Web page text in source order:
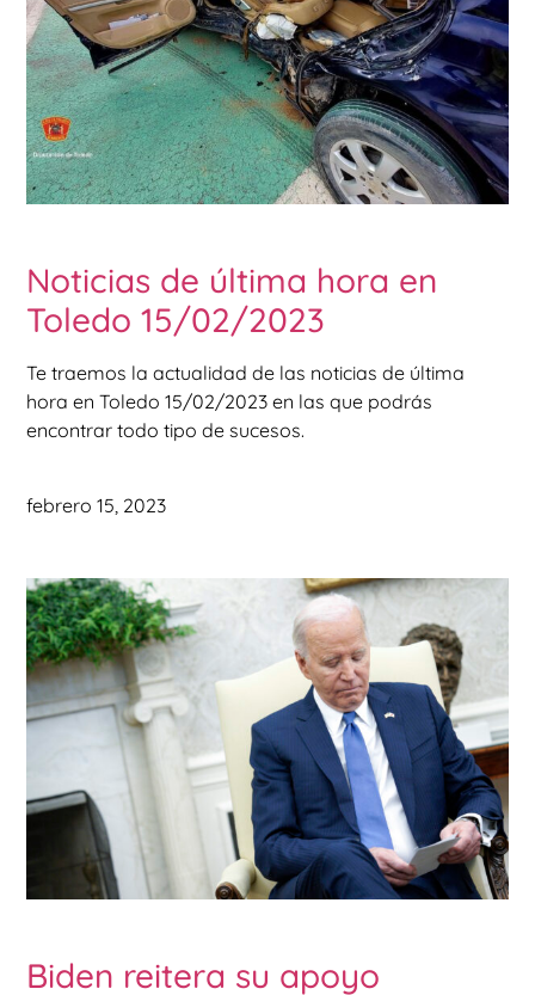
Noticias de última hora en
Toledo 15/02/2023
Te traemos la actualidad de las noticias de última
hora en Toledo 15/02/2023 en las que podrás
encontrar todo tipo de sucesos.
febrero 15, 2023
Biden reitera su apoyo